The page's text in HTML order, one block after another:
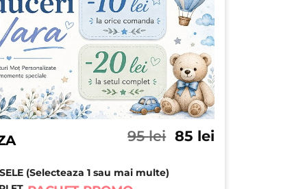
95lei Prețul
85 leiPrețul
(Selecteaza 1 sau mai multe)